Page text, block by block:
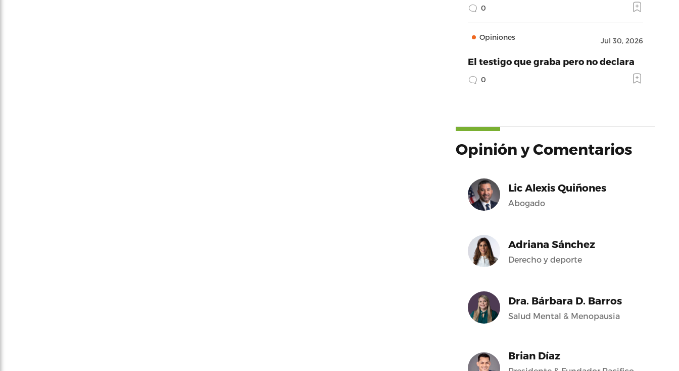
0
Opiniones Jul 30, 2026
El testigo que graba pero no declara
0
Opinión y Comentarios
Lic Alexis Quiñones
Abogado
Adriana Sánchez
Derecho y deporte
Dra. Bárbara D. Barros
Salud Mental & Menopausia
Brian Díaz